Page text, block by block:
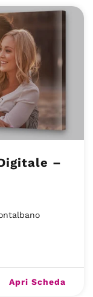
–
Apri Scheda